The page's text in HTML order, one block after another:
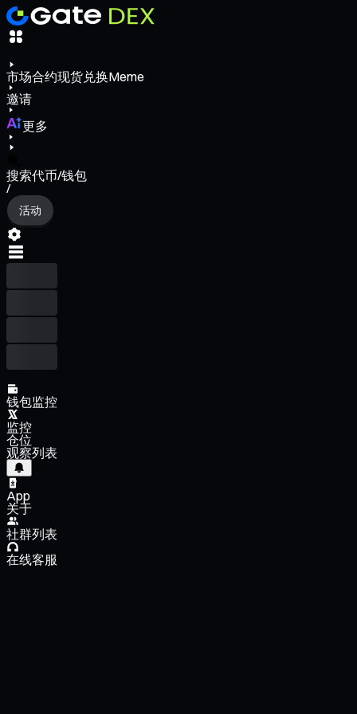
市场合约现货兑换Meme
邀请
更多
搜索代币/钱包
/
活动
钱包监控
监控
仓位
观察列表
App
关于
社群列表
在线客服